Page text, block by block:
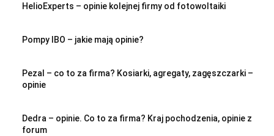
HelioExperts – opinie kolejnej firmy od fotowoltaiki
Pompy IBO – jakie mają opinie?
Pezal – co to za firma? Kosiarki, agregaty, zagęszczarki –
opinie
Dedra – opinie. Co to za firma? Kraj pochodzenia, opinie z
forum